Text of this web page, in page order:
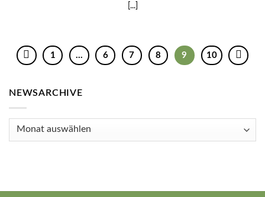
[...]
1 … 6 7 8 9 10
NEWSARCHIVE
Newsarchive